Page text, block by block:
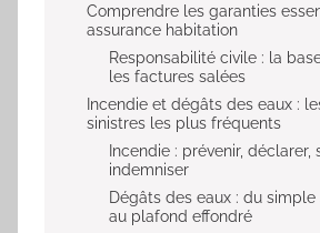
Comprendre les garanties
assurance habitation
Responsabilité civile : la
les factures salées
Incendie et dégâts des eaux :
sinistres les plus fréquents
Incendie : prévenir, déclarer,
indemniser
Dégâts des eaux : du
au plafond effondré